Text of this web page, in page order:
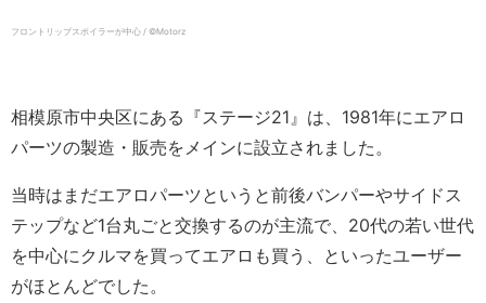
フロントリップスポイラーが中心 / ©︎Motorz
相模原市中央区にある『ステージ21』は、1981年にエアロ
パーツの製造・販売をメインに設立されました。
当時はまだエアロパーツというと前後バンパーやサイドス
テップなど1台丸ごと交換するのが主流で、20代の若い世代
を中心にクルマを買ってエアロも買う、といったユーザー
がほとんどでした。